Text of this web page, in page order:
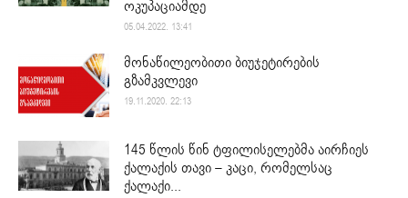
ოკუპაციამდე
05.04.2022. 13:41
მონაწილეობითი ბიუჯეტირების
გზამკვლევი
19.11.2020. 22:13
145 წლის წინ ტფილისელებმა აირჩიეს
ქალაქის თავი – კაცი, რომელსაც
ქალაქი...